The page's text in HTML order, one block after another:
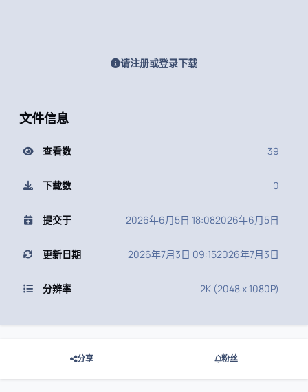
请注册或登录下载
文件信息
查看数 39
下载数 0
提交于 2026年6月5日 18:082026年6月5日
更新日期 2026年7月3日 09:152026年7月3日
分辨率 2K (2048 x 1080P)
分享 粉丝